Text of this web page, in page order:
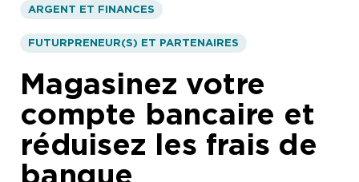
ARGENT ET FINANCES
FUTURPRENEUR(S) ET PARTENAIRES
Magasinez votre
compte bancaire et
réduisez les frais de
banque